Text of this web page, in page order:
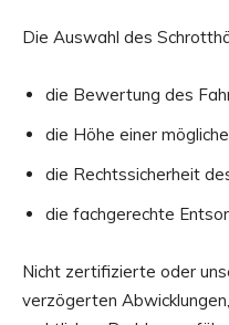
Die Auswahl des
die Bewertung des
die Höhe einer
die Rechtssicherheit
die fachgerechte
Nicht zertifizierte oder
verzögerten